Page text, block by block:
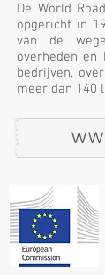
De World
opgericht in
van de
overheden
bedrijven,
meer dan 140